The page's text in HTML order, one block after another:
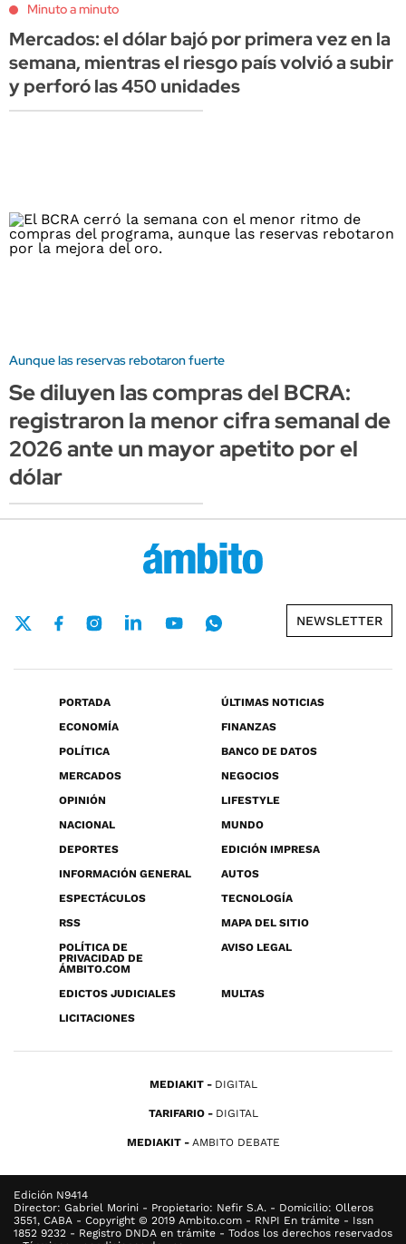
Minuto a minuto
Mercados: el dólar bajó por primera vez en la
semana, mientras el riesgo país volvió a subir
y perforó las 450 unidades
Aunque las reservas rebotaron fuerte
Se diluyen las compras del BCRA:
registraron la menor cifra semanal de
2026 ante un mayor apetito por el
dólar
NEWSLETTER
PORTADA
ÚLTIMAS NOTICIAS
ECONOMÍA
FINANZAS
POLÍTICA
BANCO DE DATOS
MERCADOS
NEGOCIOS
OPINIÓN
LIFESTYLE
NACIONAL
MUNDO
DEPORTES
EDICIÓN IMPRESA
INFORMACIÓN GENERAL
AUTOS
ESPECTÁCULOS
TECNOLOGÍA
RSS
MAPA DEL SITIO
POLÍTICA DE
PRIVACIDAD DE
ÁMBITO.COM
AVISO LEGAL
EDICTOS JUDICIALES
MULTAS
LICITACIONES
MEDIAKIT DIGITAL
TARIFARIO DIGITAL
MEDIAKIT AMBITO DEBATE
Edición N9414
Director: Gabriel Morini - Propietario: Nefir S.A. - Domicilio: Olleros
3551, CABA - Copyright © 2019 Ambito.com - RNPI En trámite - Issn
1852 9232 - Registro DNDA en trámite - Todos los derechos reservados